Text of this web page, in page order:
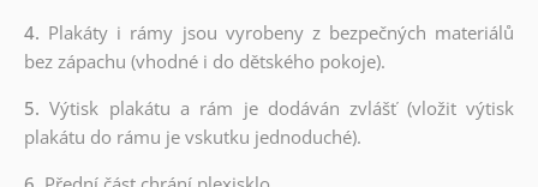
4. Plakáty i rámy jsou vyrobeny z bezpečných materiálů
bez zápachu (vhodné i do dětského pokoje).
5.Výtisk plakátu a rám je dodáván zvlášť (vložit výtisk
plakátu do rámu je vskutku jednoduché).